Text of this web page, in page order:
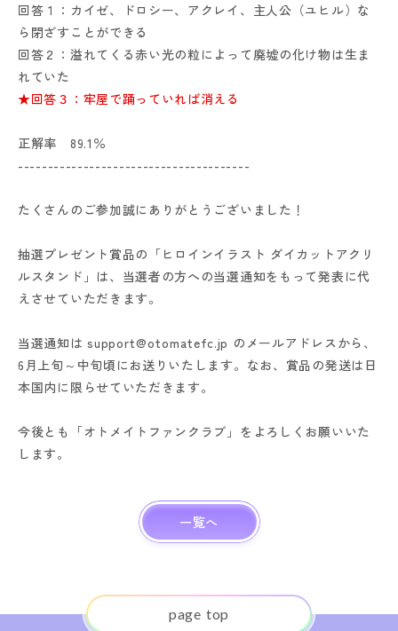
回答１：カイゼ、ドロシー、アクレイ、主人公（ユヒル）な
ら閉ざすことができる
回答２：溢れてくる赤い光の粒によって廃墟の化け物は生ま
れていた
★回答３：牢屋で踊っていれば消える
正解率 89.1％
---------------------------------------
たくさんのご参加誠にありがとうございました！
抽選プレゼント賞品の「ヒロインイラスト ダイカットアクリ
ルスタンド」は、当選者の方への当選通知をもって発表に代
えさせていただきます。
当選通知は support@otomatefc.jp のメールアドレスから、
6月上旬～中旬頃にお送りいたします。なお、賞品の発送は日
本国内に限らせていただきます。
今後とも「オトメイトファンクラブ」をよろしくお願いいた
します。
一覧へ
page top